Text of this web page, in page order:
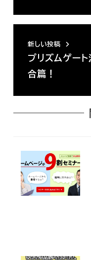
新しい投稿
プリズムゲー
合篇！